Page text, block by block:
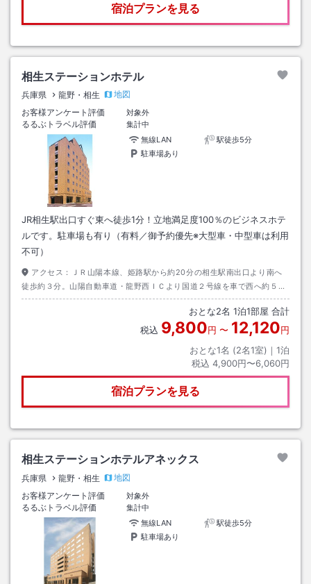
宿泊プランを見る
相生ステーションホテル
兵庫県 龍野・相生
地図
お客様アンケート評価
対象外
るるぶトラベル評価
集計中
無線LAN
駅徒歩5分
駐車場あり
JR相生駅出口すぐ東へ徒歩1分！立地満足度100％のビジネスホテ
ルです。駐車場も有り（有料／御予約優先※大型車・中型車は利用
不可）
アクセス：
ＪＲ山陽本線、姫路駅から約20分の相生駅南出口より南へ
徒歩約３分。山陽自動車道・龍野西ＩＣより国道２号線を車で西へ約５
分、県道１２１号線を相生市内へ約１分、『双葉２』の信号を右へ約３
おとな2名 1泊1部屋 合計
税込 9,800円 〜 12,120円
おとな1名 (2名1室)｜ 1泊
税込 4,900円〜6,060円
宿泊プランを見る
相生ステーションホテルアネックス
兵庫県 龍野・相生
地図
お客様アンケート評価
対象外
るるぶトラベル評価
集計中
無線LAN
駅徒歩5分
駐車場あり